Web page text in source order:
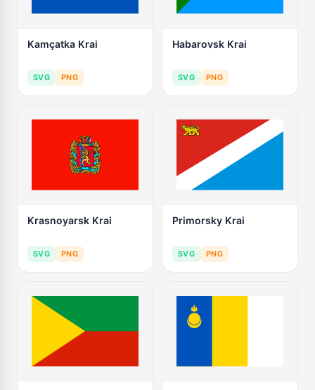
Kamçatka Krai
SVG PNG
Habarovsk Krai
SVG PNG
Krasnoyarsk Krai
SVG PNG
Primorsky Krai
SVG PNG